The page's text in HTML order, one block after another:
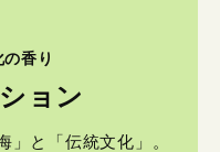
香り
ョン
」と「伝統文化」。